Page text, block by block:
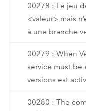
00278 : Le jeu
<valeur> mais
à une branche
00279 : When
service must be
versions est
00280 : The